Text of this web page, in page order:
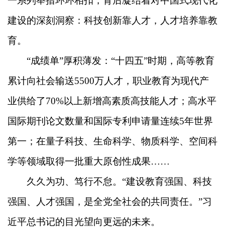
建设的深刻洞察：科技创新靠人才，人才培养靠教
育。
“成绩单”厚积薄发：“十四五”时期，高等教育
累计向社会输送5500万人才，职业教育为现代产
业供给了70%以上新增高素质高技能人才；高水平
国际期刊论文数量和国际专利申请量连续5年世界
第一；在量子科技、生命科学、物质科学、空间科
学等领域取得一批重大原创性成果……
久久为功、笃行不怠。“建设教育强国、科技
强国、人才强国，是全党全社会的共同责任。”习
近平总书记的目光望向更远的未来。